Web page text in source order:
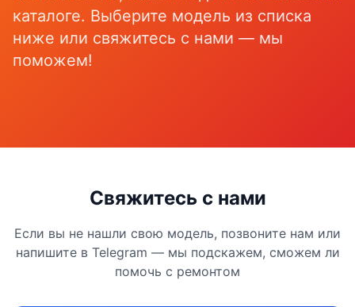
каталоге. Выберите модель из списка
ниже или свяжитесь с нами — мы
поможем!
Свяжитесь с нами
Если вы не нашли свою модель, позвоните нам или
напишите в Telegram — мы подскажем, сможем ли
помочь с ремонтом